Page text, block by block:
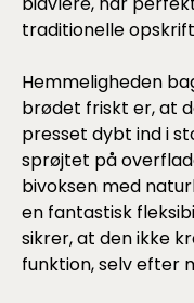
traditionelle
Hemmeligheden
brødet friskt er, at
presset dybt ind i
sprøjtet på
bivoksen med
en fantastisk
sikrer, at den ikke
funktion, selv efter